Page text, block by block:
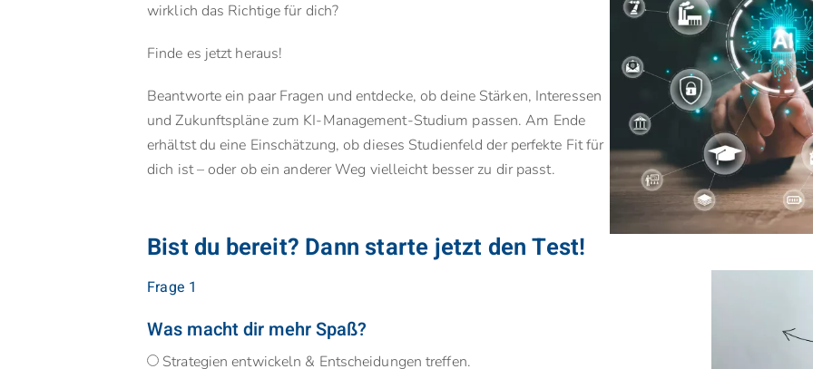
wirklich das Richtige für dich?
Finde es jetzt heraus!
Beantworte ein paar Fragen und entdecke, ob deine Stärken, Interessen
und Zukunftspläne zum KI-Management-Studium passen. Am Ende
erhältst du eine Einschätzung, ob dieses Studienfeld der perfekte Fit für
dich ist – oder ob ein anderer Weg vielleicht besser zu dir passt.
Bist du bereit? Dann starte jetzt den Test!
Frage 1
Was macht dir mehr Spaß?
Strategien entwickeln & Entscheidungen treffen.